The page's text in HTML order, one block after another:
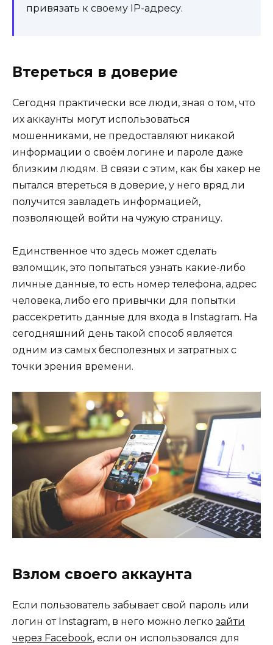
привязать к своему IP-адресу.
Втереться в доверие
Сегодня практически все люди, зная о том, что
их аккаунты могут использоваться
мошенниками, не предоставляют никакой
информации о своём логине и пароле даже
близким людям. В связи с этим, как бы хакер не
пытался втереться в доверие, у него вряд ли
получится завладеть информацией,
позволяющей войти на чужую страницу.
Единственное что здесь может сделать
взломщик, это попытаться узнать какие-либо
личные данные, то есть номер телефона, адрес
человека, либо его привычки для попытки
рассекретить данные для входа в Instagram. На
сегодняшний день такой способ является
одним из самых бесполезных и затратных с
точки зрения времени.
Взлом своего аккаунта
Если пользователь забывает свой пароль или
логин от Instagram, в него можно легко зайти
через Facebook, если он использовался для